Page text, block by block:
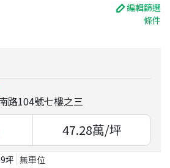
編輯篩選
條件
路104號七樓之三
47.28萬/坪
坪 無車位